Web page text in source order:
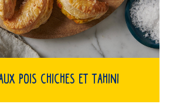
pois chiches et tahini